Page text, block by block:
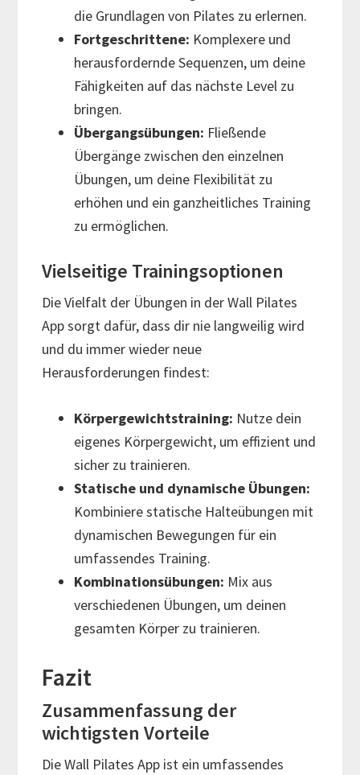
die Grundlagen von Pilates zu erlernen.
Fortgeschrittene: Komplexere und
herausfordernde Sequenzen, um deine
Fähigkeiten auf das nächste Level zu
bringen.
Übergangsübungen: Fließende
Übergänge zwischen den einzelnen
Übungen, um deine Flexibilität zu
erhöhen und ein ganzheitliches Training
zu ermöglichen.
Vielseitige Trainingsoptionen
Die Vielfalt der Übungen in der Wall Pilates
App sorgt dafür, dass dir nie langweilig wird
und du immer wieder neue
Herausforderungen findest:
Körpergewichtstraining: Nutze dein
eigenes Körpergewicht, um effizient und
sicher zu trainieren.
Statische und dynamische Übungen:
Kombiniere statische Halteübungen mit
dynamischen Bewegungen für ein
umfassendes Training.
Kombinationsübungen: Mix aus
verschiedenen Übungen, um deinen
gesamten Körper zu trainieren.
Fazit
Zusammenfassung der
wichtigsten Vorteile
Die Wall Pilates App ist ein umfassendes